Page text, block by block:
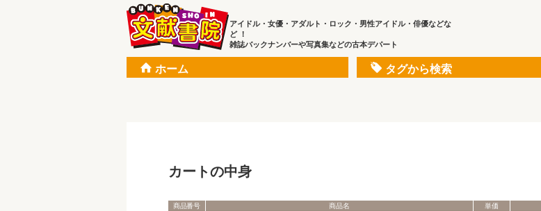
アイドル・女優・アダルト・ロック・男性アイドル・俳優などな
ど ！
雑誌バックナンバーや写真集などの古本デパート
ホーム タグから検索
カートの中身
商品番号 商品名 単価